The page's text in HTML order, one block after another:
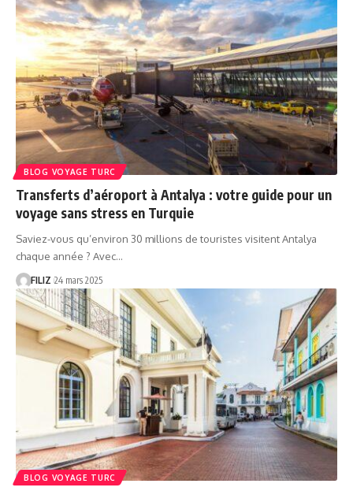
BLOG VOYAGE TURC
Transferts d’aéroport à Antalya : votre guide pour un
voyage sans stress en Turquie
Saviez-vous qu’environ 30 millions de touristes visitent Antalya
chaque année ? Avec…
FILIZ 24 mars 2025
BLOG VOYAGE TURC